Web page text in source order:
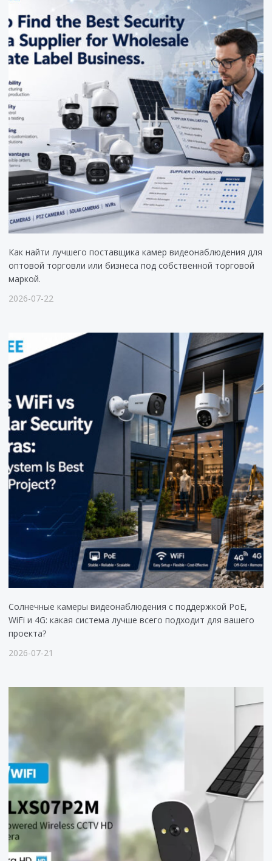
Как найти лучшего поставщика камер видеонаблюдения для
оптовой торговли или бизнеса под собственной торговой
маркой.
2026-07-22
Солнечные камеры видеонаблюдения с поддержкой PoE,
WiFi и 4G: какая система лучше всего подходит для вашего
проекта?
2026-07-21